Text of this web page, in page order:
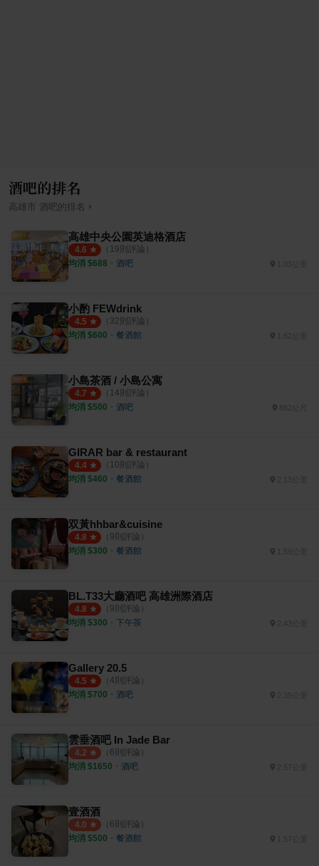
酒吧的排名
高雄市 酒吧的排名 ›
高雄中央公園英迪格酒店
4.6 （ 19則評論）
均消 $688 ・ 酒吧
小酌 FEWdrink
4.5 （ 32則評論）
均消 $600 ・ 餐酒館
小島茶酒 / 小島公寓
4.7 （ 14則評論）
均消 $500 ・ 酒吧
GIRAR bar & restaurant
4.4 （ 10則評論）
均消 $460 ・ 餐酒館
双黃hhbar&cuisine
4.8 （ 9則評論）
均消 $300 ・ 餐酒館 1.59公里
BL.T33大廳酒吧 高雄洲際酒店
4.8 （ 9則評論）
均消 $300 ・ 下午茶 2.43公里
Gallery 20.5
4.5 （ 4則評論）
均消 $700 ・ 酒吧 2.35公里
雲垂酒吧 In Jade Bar
4.2 （ 6則評論）
均消 $1650 ・ 酒吧 2.57公里
壹酒酒
4.0 （ 6則評論）
均消 $500 ・ 餐酒館 1.57公里